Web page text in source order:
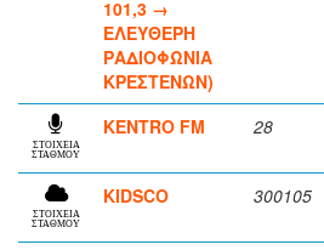
101,3 →
ΕΛΕΥΘΕΡΗ
ΡΑΔΙΟΦΩΝΙΑ
ΚΡΕΣΤΕΝΩΝ)
ΣΤΟΙΧΕΙΑ
ΣΤΑΘΜΟΥ
KENTRO FM 28
ΣΤΟΙΧΕΙΑ
ΣΤΑΘΜΟΥ
KIDSCO 300105